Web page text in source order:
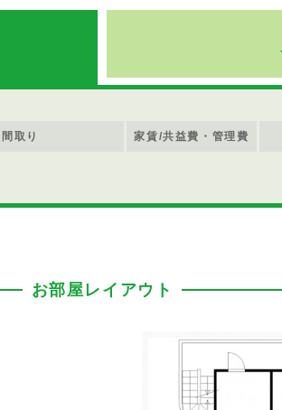
間取り 家賃/共益費・管理費
お部屋レイアウト